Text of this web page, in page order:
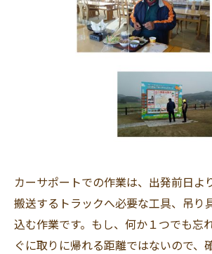
カーサポートでの作業は、出発前日よ
搬送するトラックへ必要な工具、吊り
込む作業です。もし、何か１つでも忘
ぐに取りに帰れる距離ではないので、